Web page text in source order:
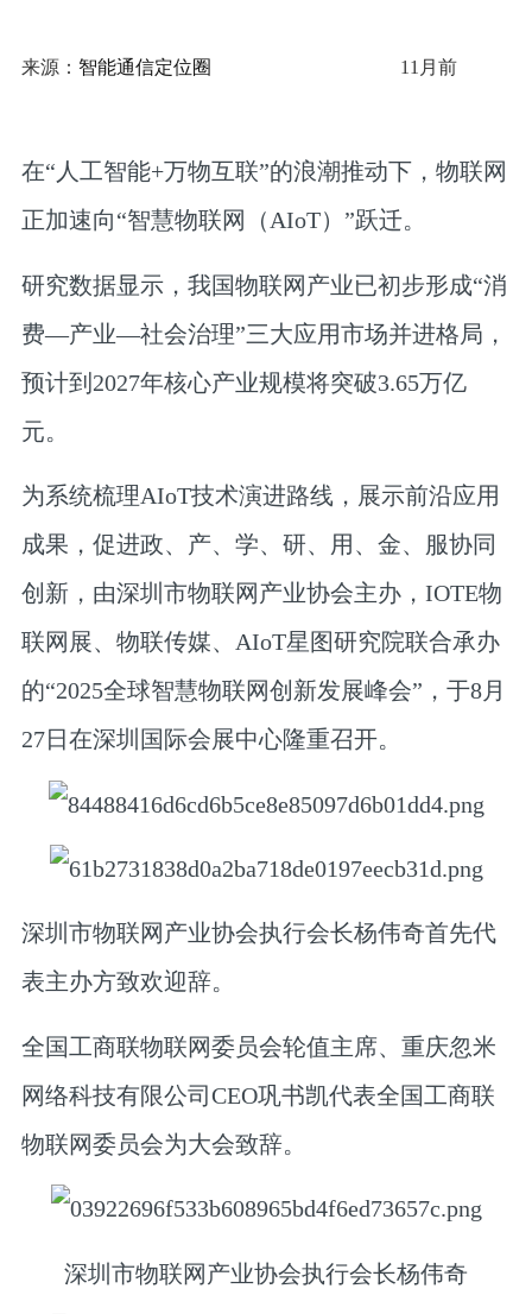
来源： 智能通信定位圈 11月前
在“人工智能+万物互联”的浪潮推动下，物联网
正加速向“智慧物联网（AIoT）”跃迁。
研究数据显示，我国物联网产业已初步形成“消
费—产业—社会治理”三大应用市场并进格局，
预计到2027年核心产业规模将突破3.65万亿
元。
为系统梳理AIoT技术演进路线，展示前沿应用
成果，促进政、产、学、研、用、金、服协同
创新，由深圳市物联网产业协会主办，IOTE物
联网展、物联传媒、AIoT星图研究院联合承办
的“2025全球智慧物联网创新发展峰会”，于8月
27日在深圳国际会展中心隆重召开。
深圳市物联网产业协会执行会长杨伟奇首先代
表主办方致欢迎辞。
全国工商联物联网委员会轮值主席、重庆忽米
网络科技有限公司CEO巩书凯代表全国工商联
物联网委员会为大会致辞。
深圳市物联网产业协会执行会长杨伟奇